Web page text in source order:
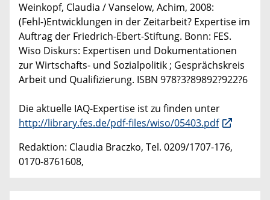
Weinkopf, Claudia / Vanselow, Achim, 2008:
(Fehl-)Entwicklungen in der Zeitarbeit? Expertise im
Auftrag der Friedrich-Ebert-Stiftung. Bonn: FES.
Wiso Diskurs: Expertisen und Dokumentationen
zur Wirtschafts- und Sozialpolitik ; Gesprächskreis
Arbeit und Qualifizierung. ISBN 978?3?89892?922?6
Die aktuelle IAQ-Expertise ist zu finden unter
http://library.fes.de/pdf-files/wiso/05403.pdf
Redaktion: Claudia Braczko, Tel. 0209/1707-176,
0170-8761608,